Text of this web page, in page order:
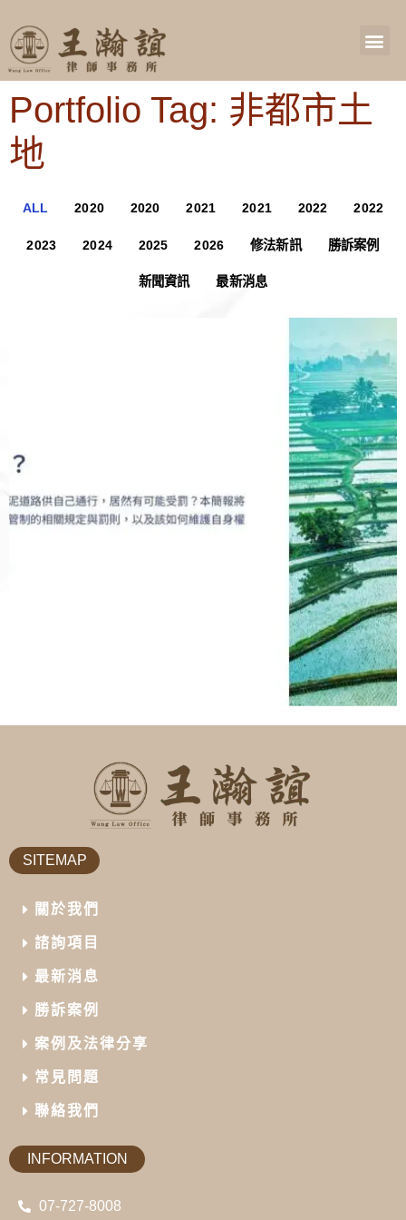
Portfolio Tag: 非都市土
地
ALL 2020 2020 2021 2021 2022 2022
2023 2024 2025 2026 修法新訊 勝訴案例
新聞資訊 最新消息
SITEMAP
關於我們
諮詢項目
最新消息
勝訴案例
案例及法律分享
常見問題
聯絡我們
INFORMATION
07-727-8008